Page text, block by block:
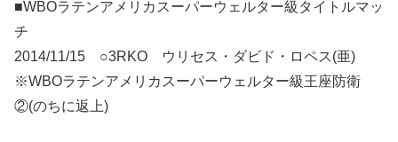
■WBOラテンアメリカスーパーウェルター級タイトルマッ
チ
2014/11/15 ○3RKO ウリセス・ダビド・ロペス(亜)
※WBOラテンアメリカスーパーウェルター級王座防衛
②(のちに返上)